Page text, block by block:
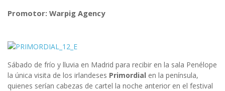
Promotor: Warpig Agency
Sábado de frío y lluvia en Madrid para recibir en la sala Penélope
la única visita de los irlandeses Primordial en la península,
quienes serían cabezas de cartel la noche anterior en el festival